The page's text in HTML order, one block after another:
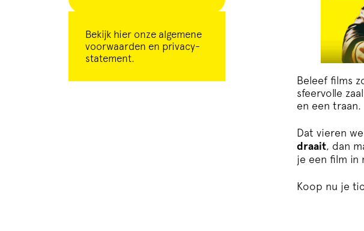
Bekijk hier onze algemene
voorwaarden en privacy-
statement.
Beleef films
sfeervolle
en een traan.
Dat vieren
draait, dan
je een film in
Koop nu je